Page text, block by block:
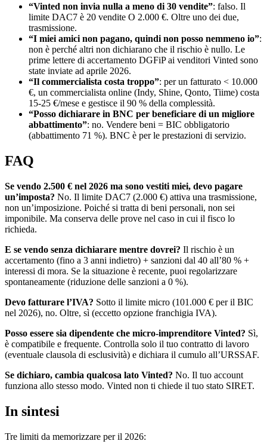
“Vinted non invia nulla a meno di 30 vendite”: falso. Il
limite DAC7 è 20 vendite O 2.000 €. Oltre uno dei due,
trasmissione.
“I miei amici non pagano, quindi non posso nemmeno io”:
non è perché altri non dichiarano che il rischio è nullo. Le
prime lettere di accertamento DGFiP ai venditori Vinted sono
state inviate ad aprile 2026.
“Il commercialista costa troppo”: per un fatturato < 10.000
€, un commercialista online (Indy, Shine, Qonto, Tiime) costa
15-25 €/mese e gestisce il 90 % della complessità.
“Posso dichiarare in BNC per beneficiare di un migliore
abbattimento”: no. Vendere beni = BIC obbligatorio
(abbattimento 71 %). BNC è per le prestazioni di servizio.
FAQ
Se vendo 2.500 € nel 2026 ma sono vestiti miei, devo pagare
un’imposta? No. Il limite DAC7 (2.000 €) attiva una trasmissione,
non un’imposizione. Poiché si tratta di beni personali, non sei
imponibile. Ma conserva delle prove nel caso in cui il fisco lo
richieda.
E se vendo senza dichiarare mentre dovrei? Il rischio è un
accertamento (fino a 3 anni indietro) + sanzioni dal 40 all’80 % +
interessi di mora. Se la situazione è recente, puoi regolarizzare
spontaneamente (riduzione delle sanzioni a 0 %).
Devo fatturare l’IVA? Sotto il limite micro (101.000 € per il BIC
nel 2026), no. Oltre, sì (eccetto opzione franchigia IVA).
Posso essere sia dipendente che micro-imprenditore Vinted? Sì,
è compatibile e frequente. Controlla solo il tuo contratto di lavoro
(eventuale clausola di esclusività) e dichiara il cumulo all’URSSAF.
Se dichiaro, cambia qualcosa lato Vinted? No. Il tuo account
funziona allo stesso modo. Vinted non ti chiede il tuo stato SIRET.
In sintesi
Tre limiti da memorizzare per il 2026: